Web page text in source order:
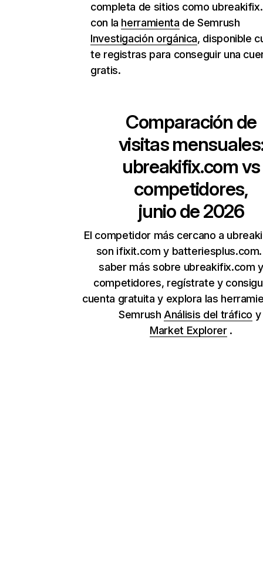
completa de sitios como
con la herramienta de Semrush
Investigación orgánica, disponible
te registras para conseguir una
gratis.
Comparación de
visitas
ubreakifix.comvs
competidores,
junio de 2026
El competidor más cercano a
son ifixit.com y batteriesplus.com.
saber más sobre ubreakifix.com
competidores, regístrate y
cuenta gratuita y explora las
Semrush Análisis del tráfico y
Market Explorer.